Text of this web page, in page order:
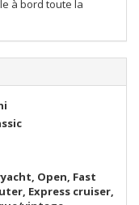
à bord toute la
Open, Fast
Express cruiser,